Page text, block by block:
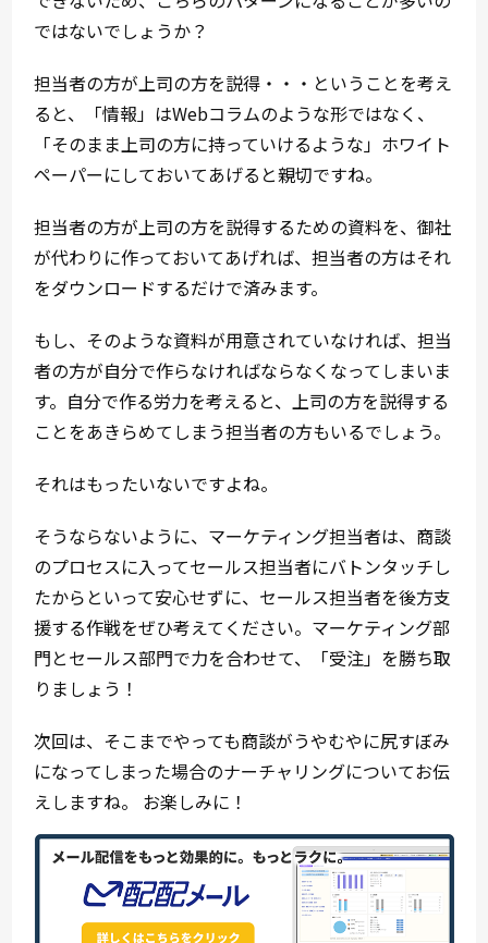
ではないでしょうか？
担当者の方が上司の方を説得・・・ということを考え
ると、「情報」はWebコラムのような形ではなく、
「そのまま上司の方に持っていけるような」ホワイト
ペーパーにしておいてあげると親切ですね。
担当者の方が上司の方を説得するための資料を、御社
が代わりに作っておいてあげれば、担当者の方はそれ
をダウンロードするだけで済みます。
もし、そのような資料が用意されていなければ、担当
者の方が自分で作らなければならなくなってしまいま
す。自分で作る労力を考えると、上司の方を説得する
ことをあきらめてしまう担当者の方もいるでしょう。
それはもったいないですよね。
そうならないように、マーケティング担当者は、商談
のプロセスに入ってセールス担当者にバトンタッチし
たからといって安心せずに、セールス担当者を後方支
援する作戦をぜひ考えてください。マーケティング部
門とセールス部門で力を合わせて、「受注」を勝ち取
りましょう！
次回は、そこまでやっても商談がうやむやに尻すぼみ
になってしまった場合のナーチャリングについてお伝
えしますね。 お楽しみに！